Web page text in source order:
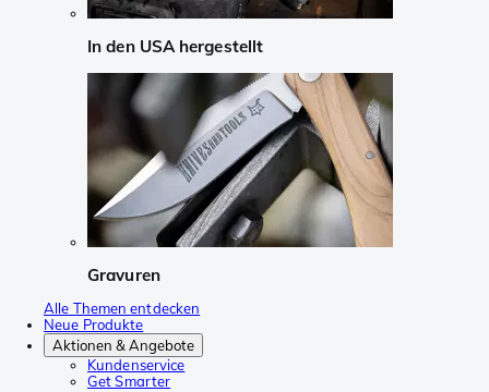
In den USA hergestellt
Gravuren
Alle Themen entdecken
Neue Produkte
Aktionen & Angebote
Kundenservice
Get Smarter